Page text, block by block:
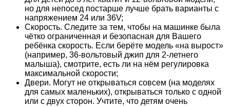
но для непосед постарше лучше брать варианты с
напряжением 24 или 36V;
Скорость. Следите за тем, чтобы на машинке была
чётко ограниченная и безопасная для Вашего
ребёнка скорость. Если берёте модель «на вырост»
(например, 36-вольтовый джип для 2-летнего
малыша), смотрите, есть ли на нём регулировка
максимальной скорости;
Двери. Могут не открываться совсем (на моделях
для самых маленьких), открываться только с одной
или с двух сторон. Учтите, что детям очень